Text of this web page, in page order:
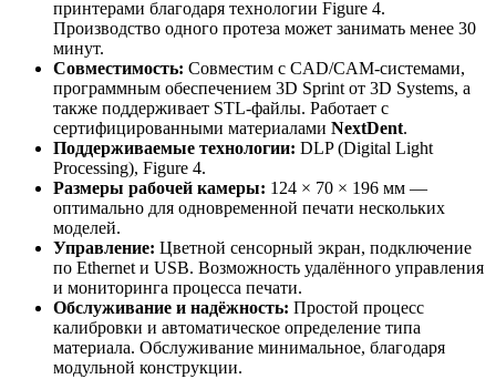
принтерами благодаря технологии Figure 4.
Производство одного протеза может занимать менее 30
минут.
Совместимость: Совместим с CAD/CAM-системами,
программным обеспечением 3D Sprint от 3D Systems, а
также поддерживает STL-файлы. Работает с
сертифицированными материалами NextDent.
Поддерживаемые технологии: DLP (Digital Light
Processing), Figure 4.
Размеры рабочей камеры: 124 × 70 × 196 мм —
оптимально для одновременной печати нескольких
моделей.
Управление: Цветной сенсорный экран, подключение
по Ethernet и USB. Возможность удалённого управления
и мониторинга процесса печати.
Обслуживание и надёжность: Простой процесс
калибровки и автоматическое определение типа
материала. Обслуживание минимальное, благодаря
модульной конструкции.